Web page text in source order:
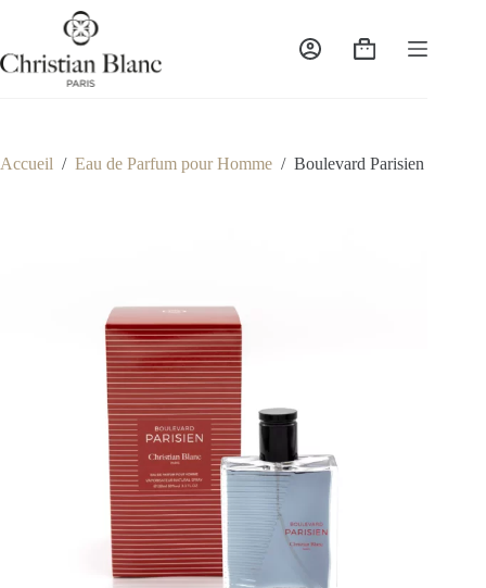
Panier
Accueil / Eau de Parfum pour Homme / Boulevard Parisien